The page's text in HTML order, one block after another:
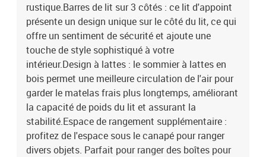
offrons une sélection variée de matelas. Vous pouvez consulter
notre boutique pour trouver un matelas assorti.Assemblage requis
: ouiLit de repos :Matériau : bois de pin massif (non
traité)Matériau des lattes : contreplaquéDimensions : 193,5 x 98 x
68,5 cm (L x l x H)Dimensions du matelas correspondant : 90 x 190
cm (l x L) (matelas non inclus)Toit du lit :Matériau : bois de pin
massif (non traité)Dimensions : 108 x 70 x 176,5 cm (L x l x H)Âge
de l'enfant : moins de 6 ansLa livraison contient :1 x lit de repos1 x
toit de lit
rustique.Barres de lit sur 3 côtés : ce lit d'appoint
présente un design unique sur le côté du lit, ce qui
offre un sentiment de sécurité et ajoute une
touche de style sophistiqué à votre
intérieur.Design à lattes : le sommier à lattes en
bois permet une meilleure circulation de l'air pour
garder le matelas frais plus longtemps, améliorant
la capacité de poids du lit et assurant la
stabilité.Espace de rangement supplémentaire :
profitez de l'espace sous le canapé pour ranger
divers objets. Parfait pour ranger des boîtes pour